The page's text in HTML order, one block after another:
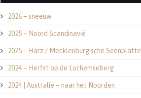
2026 – sneeuw
2025 – Noord Scandinavië
2025 – Harz / Mecklenburgische Seenplatte
2024 – Herfst op de Lochemseberg
2024 | Australië – naar het Noorden